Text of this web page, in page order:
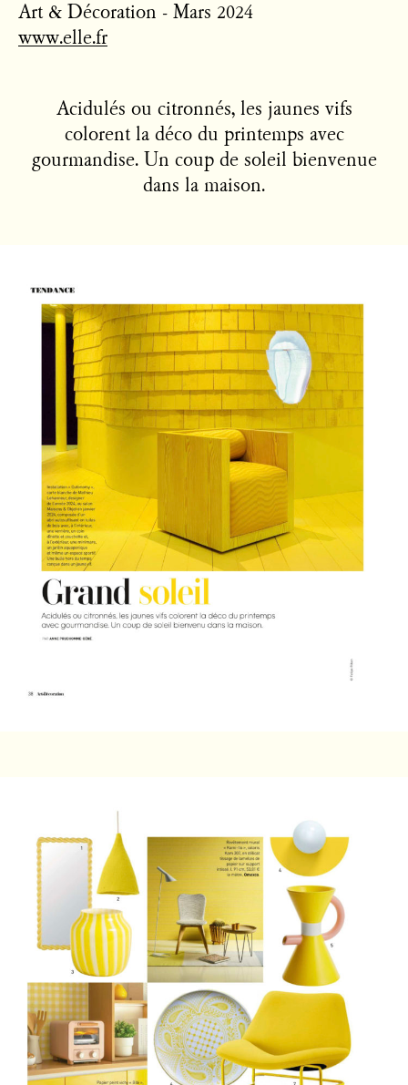
Art & Décoration - Mars 2024
www.elle.fr
Acidulés ou citronnés, les jaunes vifs
colorent la déco du printemps avec
gourmandise. Un coup de soleil bienvenue
dans la maison.